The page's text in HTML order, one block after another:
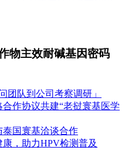
物主效耐碱基因密码
团队到公司考察调研」
作协议共建“老挝寰基医学
国寰基洽谈合作
，助力HPV检测普及